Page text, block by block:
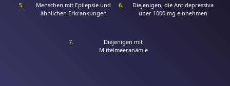
Menschen mit Epilepsie und
ähnlichen Erkrankungen
Diejenigen, die Antidepressiva
über 1000 mg einnehmen
Diejenigen mit
Mittelmeeranämie